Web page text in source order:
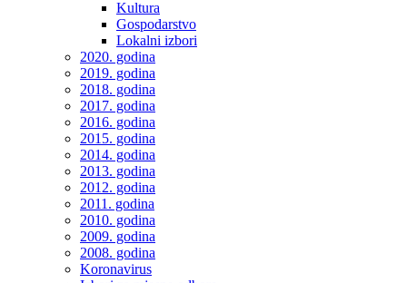
Kultura
Gospodarstvo
Lokalni izbori
2020. godina
2019. godina
2018. godina
2017. godina
2016. godina
2015. godina
2014. godina
2013. godina
2012. godina
2011. godina
2010. godina
2009. godina
2008. godina
Koronavirus